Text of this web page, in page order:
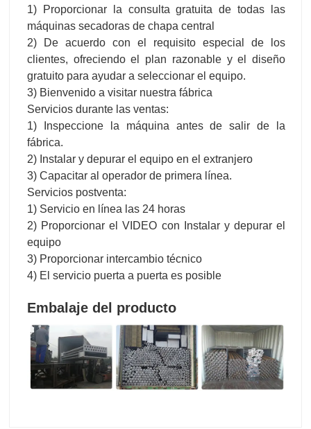
1) Proporcionar la consulta gratuita de todas las
máquinas secadoras de chapa central
2) De acuerdo con el requisito especial de los
clientes, ofreciendo el plan razonable y el diseño
gratuito para ayudar a seleccionar el equipo.
3) Bienvenido a visitar nuestra fábrica
Servicios durante las ventas:
1) Inspeccione la máquina antes de salir de la
fábrica.
2) Instalar y depurar el equipo en el extranjero
3) Capacitar al operador de primera línea.
Servicios postventa:
1) Servicio en línea las 24 horas
2) Proporcionar el VIDEO con Instalar y depurar el
equipo
3) Proporcionar intercambio técnico
4) El servicio puerta a puerta es posible
Embalaje del producto